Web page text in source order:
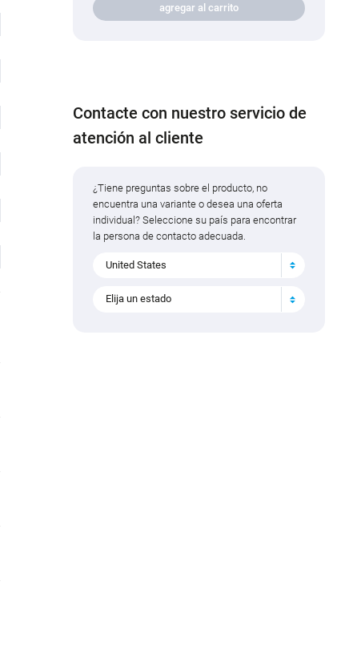
agregar al carrito
Contacte con nuestro servicio de
atención al cliente
¿Tiene preguntas sobre el producto, no
encuentra una variante o desea una oferta
individual? Seleccione su país para encontrar
la persona de contacto adecuada.
United States
Elija un estado